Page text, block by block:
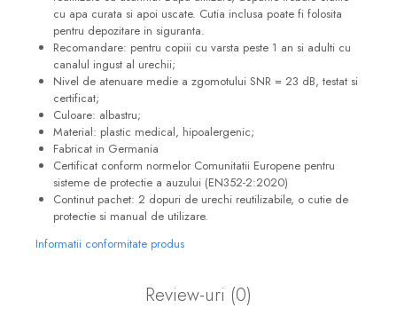
cu apa curata si apoi uscate. Cutia inclusa poate fi folosita
pentru depozitare in siguranta.
Recomandare: pentru copiii cu varsta peste 1 an si adulti cu
canalul ingust al urechii;
Nivel de atenuare medie a zgomotului SNR = 23 dB, testat si
certificat;
Culoare: albastru;
Material: plastic medical, hipoalergenic;
Fabricat in Germania
Certificat conform normelor Comunitatii Europene pentru
sisteme de protectie a auzului (EN352-2:2020)
Continut pachet: 2 dopuri de urechi reutilizabile, o cutie de
protectie si manual de utilizare.
Informatii conformitate produs
Review-uri (0)